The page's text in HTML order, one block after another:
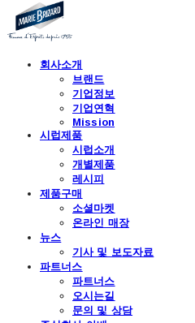
회사소개
브랜드
기업정보
기업연혁
Mission
시럽제품
시럽소개
개별제품
레시피
제품구매
소셜마켓
온라인 매장
뉴스
기사 및 보도자료
파트너스
파트너스
오시는길
문의 및 상담